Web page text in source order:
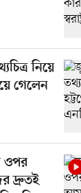
নিয়ে
গেলেন
ওপর
দ্রুতই